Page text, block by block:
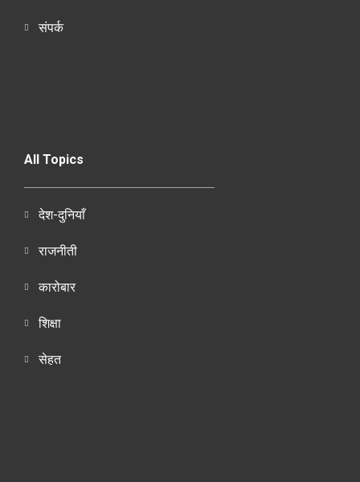
संपर्क
All Topics
देश-दुनियाँ
राजनीती
कारोबार
शिक्षा
सेहत